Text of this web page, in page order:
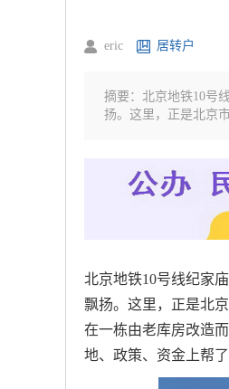
eric 居转户
摘要：北京地铁10号
扬。这里，正是北京
北京地铁10号线纪家
飘扬。这里，正是北
在一栋由老库房改造
地、政策、资金上帮